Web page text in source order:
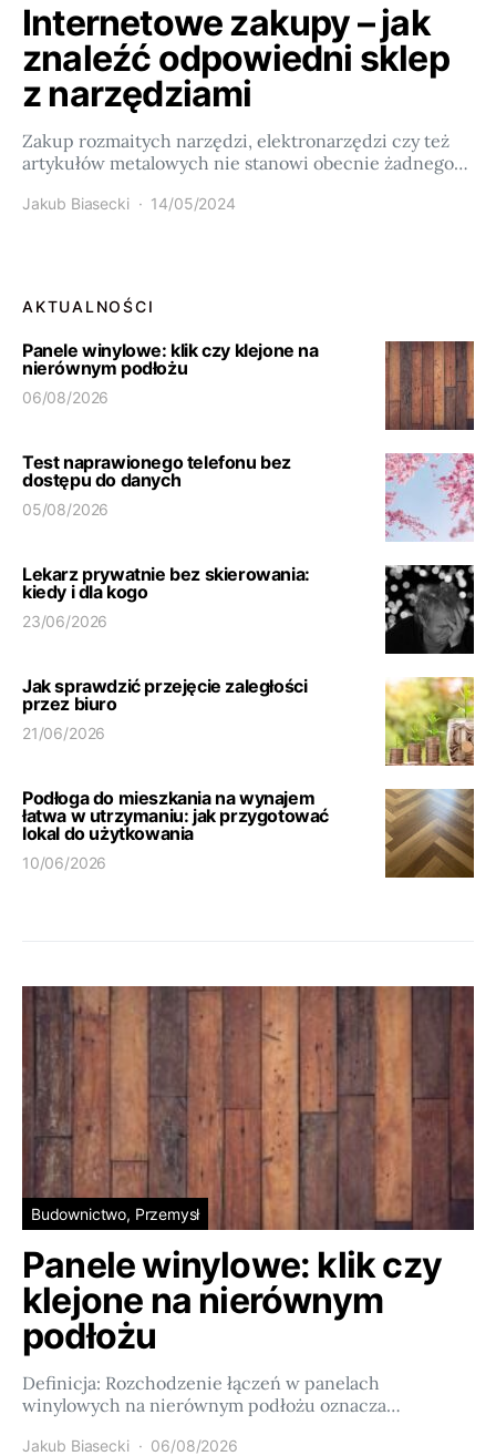
Internetowe zakupy – jak
znaleźć odpowiedni sklep
z narzędziami
Zakup rozmaitych narzędzi, elektronarzędzi czy też
artykułów metalowych nie stanowi obecnie żadnego…
Jakub Biasecki 14/05/2024
AKTUALNOŚCI
Panele winylowe: klik czy klejone na
nierównym podłożu
06/08/2026
Test naprawionego telefonu bez
dostępu do danych
05/08/2026
Lekarz prywatnie bez skierowania:
kiedy i dla kogo
23/06/2026
Jak sprawdzić przejęcie zaległości
przez biuro
21/06/2026
Podłoga do mieszkania na wynajem
łatwa w utrzymaniu: jak przygotować
lokal do użytkowania
10/06/2026
Budownictwo, Przemysł
Panele winylowe: klik czy
klejone na nierównym
podłożu
Definicja: Rozchodzenie łączeń w panelach
winylowych na nierównym podłożu oznacza…
Jakub Biasecki 06/08/2026